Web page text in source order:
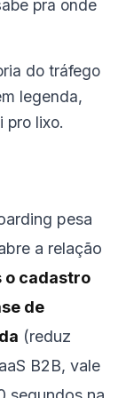
pra onde
do tráfego
legenda,
pro lixo.
pesa
a relação
o cadastro
de
(reduz
B2B, vale